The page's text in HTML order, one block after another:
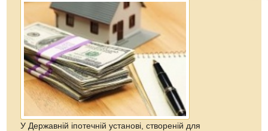
У Державній іпотечній установі, створеній для